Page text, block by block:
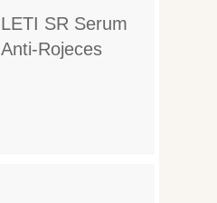
LETI SR Serum
Anti-Rojeces